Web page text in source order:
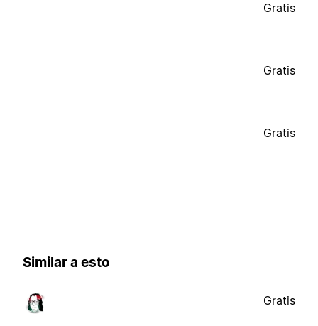
Gratis
Gratis
Gratis
Similar a esto
Gratis